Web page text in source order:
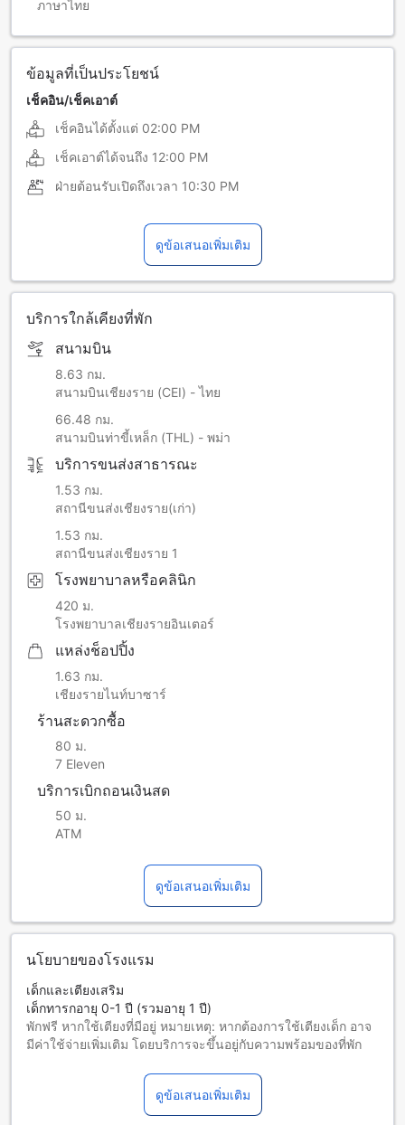
ภาษาไทย
ข้อมูลที่เป็นประโยชน์
เช็คอิน/เช็คเอาต์
เช็คอินได้ตั้งแต่ 02:00 PM
เช็คเอาต์ได้จนถึง 12:00 PM
ฝ่ายต้อนรับเปิดถึงเวลา 10:30 PM
ดูข้อเสนอเพิ่มเติม
บริการใกล้เคียงที่พัก
สนามบิน
8.63 กม.
สนามบินเชียงราย (CEI) - ไทย
66.48 กม.
สนามบินท่าขี้เหล็ก (THL) - พม่า
บริการขนส่งสาธารณะ
1.53 กม.
สถานีขนส่งเชียงราย(เก่า)
1.53 กม.
สถานีขนส่งเชียงราย 1
โรงพยาบาลหรือคลินิก
420 ม.
โรงพยาบาลเชียงรายอินเตอร์
แหล่งช็อปปิ้ง
1.63 กม.
เชียงรายไนท์บาซาร์
ร้านสะดวกซื้อ
80 ม.
7 Eleven
บริการเบิกถอนเงินสด
50 ม.
ATM
ดูข้อเสนอเพิ่มเติม
นโยบายของโรงแรม
เด็กและเตียงเสริม
เด็กทารกอายุ 0-1 ปี (รวมอายุ 1 ปี)
พักฟรี หากใช้เตียงที่มีอยู่ หมายเหตุ: หากต้องการใช้เตียงเด็ก อาจ
มีค่าใช้จ่ายเพิ่มเติม โดยบริการจะขึ้นอยู่กับความพร้อมของที่พัก
พักฟรีหากใช้เตียงที่มีอยู่แล้ว
ผู้เข้าพักอายุ 9 ปีขึ้นไปถือเป็นผู้ใหญ่
บริการเตียงเสริมขึ้นอยู่กับประเภทห้องที่เลือก กรุณาตรวจสอบ
ดูข้อเสนอเพิ่มเติม